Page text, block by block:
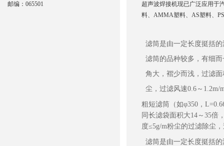
超声波焊接机现已广泛应用于
料、AMMA塑料、AS塑料、
滤筒是由一定长度挺括
滤筒的品种较多，有细
角大，褶少而浅，过滤
尘，过滤风速0.6～ 1.2m/
粗短滤筒（如φ350，
同长滤袋面积大14～ 35倍
度≤5g/m粉尘的过滤除尘
滤筒是由一定长度挺括
邮编：065501